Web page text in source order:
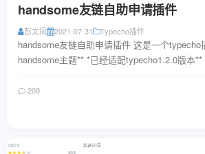
handsome友链自助申请插件
彭文凤 2021-07-31 Typecho插件
handsome友链自助申请插件 这是一个typecho
handsome主题** *已经适配typecho1.2.0版本
209